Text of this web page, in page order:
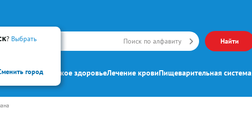
? Выбрать
город
Искать Поиск по алфавиту Найти
и гриппЖенское здоровьеЛечение кровиПищеварительная система